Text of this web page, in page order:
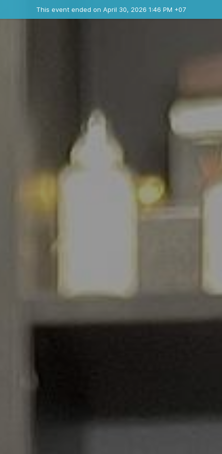
This event ended on April 30, 2026 1:46 PM +07